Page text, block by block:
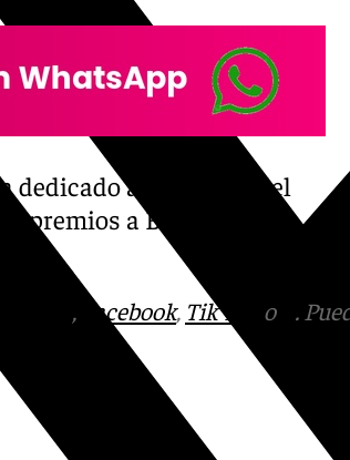
dedicado al Mercado del
premios a Baleares,
, Facebook, Tik Tok o
.